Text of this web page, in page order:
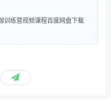
训练营视频课程百度网盘下载